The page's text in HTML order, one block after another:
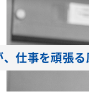
努めておりますが、
。どうぞご了承くださ
仕事を頑張る